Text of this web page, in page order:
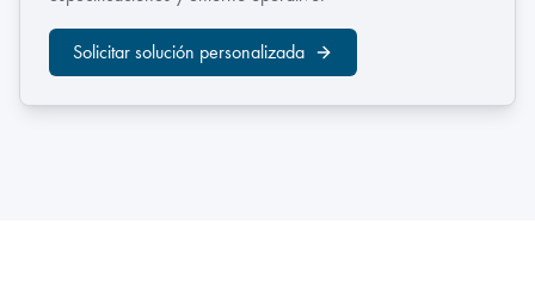
Solicitar solución personalizada